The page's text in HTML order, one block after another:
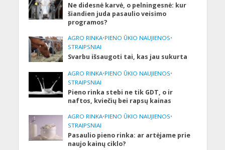
Ne didesnė karvė, o pelningesnė: kur
šiandien juda pasaulio veisimo
programos?
AGRO RINKA•PIENO ŪKIO NAUJIENOS•
STRAIPSNIAI
Svarbu išsaugoti tai, kas jau sukurta
AGRO RINKA•PIENO ŪKIO NAUJIENOS•
STRAIPSNIAI
Pieno rinka stebi ne tik GDT, o ir
naftos, kviečių bei rapsų kainas
AGRO RINKA•PIENO ŪKIO NAUJIENOS•
STRAIPSNIAI
Pasaulio pieno rinka: ar artėjame prie
naujo kainų ciklo?